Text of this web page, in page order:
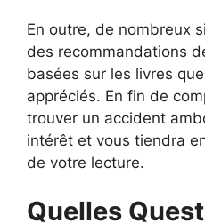
En outre, de nombreux
des recommandations
basées sur les livres
appréciés. En fin de
trouver un accident
intérêt et vous tiendra
de votre lecture.
Quelles